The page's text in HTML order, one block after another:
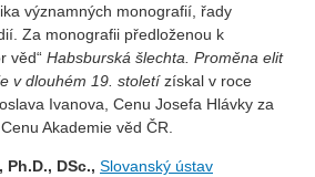
významných monografií, řady
Za monografii předloženou k
věd“ Habsburská šlechta. Proměna elit
v dlouhém 19. stoletízískal v roce
Ivanova, Cenu Josefa Hlávky za
Akademie věd ČR.
DSc., Slovanský ústav